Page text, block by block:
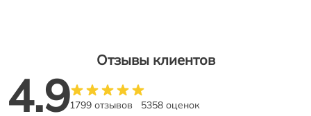
Отзывы клиентов
4.91799 отзывов 5358 оценок